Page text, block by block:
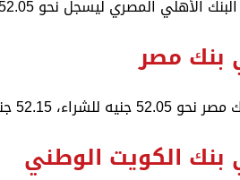
ليسجل نحو 52.05 جنيه للشراء، 52.15 جنيه للبيع.
بنك مصر
52.15 جنيه للبيع.
بنك الكويت الوطني